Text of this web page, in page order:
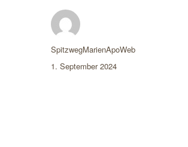
Autor
SpitzwegMarienApoWeb
Veröffentlicht
1. September 2024